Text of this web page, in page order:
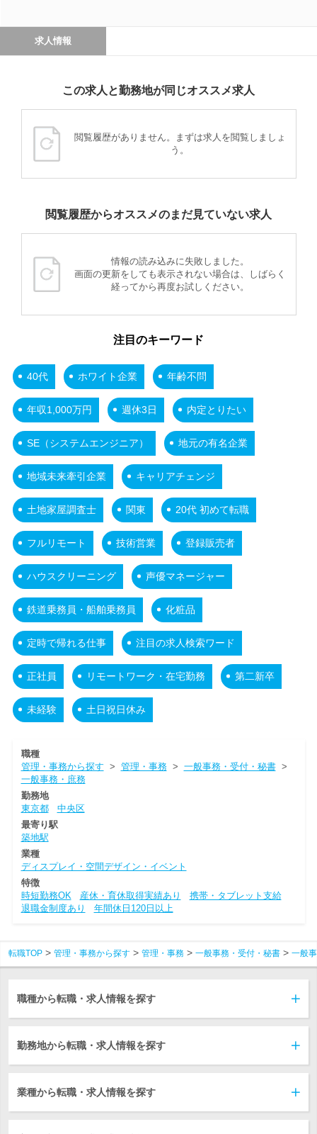
求人情報
この求人と勤務地が同じオススメ求人
閲覧履歴がありません。まずは求人を閲覧しましょ
う。
閲覧履歴からオススメのまだ見ていない求人
情報の読み込みに失敗しました。
画面の更新をしても表示されない場合は、しばらく
経ってから再度お試しください。
注目のキーワード
40代 ホワイト企業 年齢不問
年収1,000万円 週休3日 内定とりたい
SE（システムエンジニア） 地元の有名企業
地域未来牽引企業 キャリアチェンジ
土地家屋調査士 関東 20代 初めて転職
フルリモート 技術営業 登録販売者
ハウスクリーニング 声優マネージャー
鉄道乗務員・船舶乗務員 化粧品
定時で帰れる仕事 注目の求人検索ワード
正社員 リモートワーク・在宅勤務 第二新卒
未経験 土日祝日休み
職種
管理・事務から探す > 管理・事務> 一般事務・受付・秘書>
一般事務・庶務
勤務地
東京都
中央区
最寄り駅
築地駅
業種
ディスプレイ・空間デザイン・イベント
特徴
時短勤務OK
産休・育休取得実績あり
携帯・タブレット支給
退職金制度あり
年間休日120日以上
転職TOP 管理・事務から探す 管理・事務 一般事務・受付・秘書 一般
職種から転職・求人情報を探す
勤務地から転職・求人情報を探す
業種から転職・求人情報を探す